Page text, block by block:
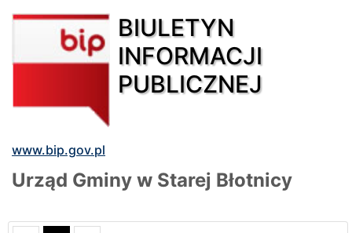
BIULETYN
INFORMACJI
PUBLICZNEJ
www.bip.gov.pl
Urząd Gminy w Starej Błotnicy